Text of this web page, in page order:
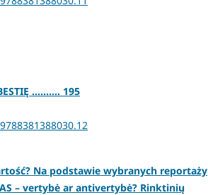
.......... 195
Na podstawie wybranych reportaży
– vertybė ar antivertybė? Rinktinių